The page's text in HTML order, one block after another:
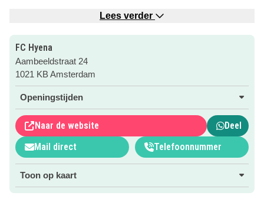
In het restaurant geniet je van een steeds wisselende
houtgestookte steenoven.
FC Hyena heeft twee filmzalen met een ijzersterke
programmering. Benieuwd naar de films die er draaien?
Klik op de roze button!
Ben je binnenkort jarig? Vier je verjaardag met eenleuk
kinderfeestje
Lees verder
FC Hyena
Aambeeldstraat 24
1021 KB Amsterdam
Openingstijden
Naar de website
Deel
Mail direct
Telefoonnummer
Toon op kaart